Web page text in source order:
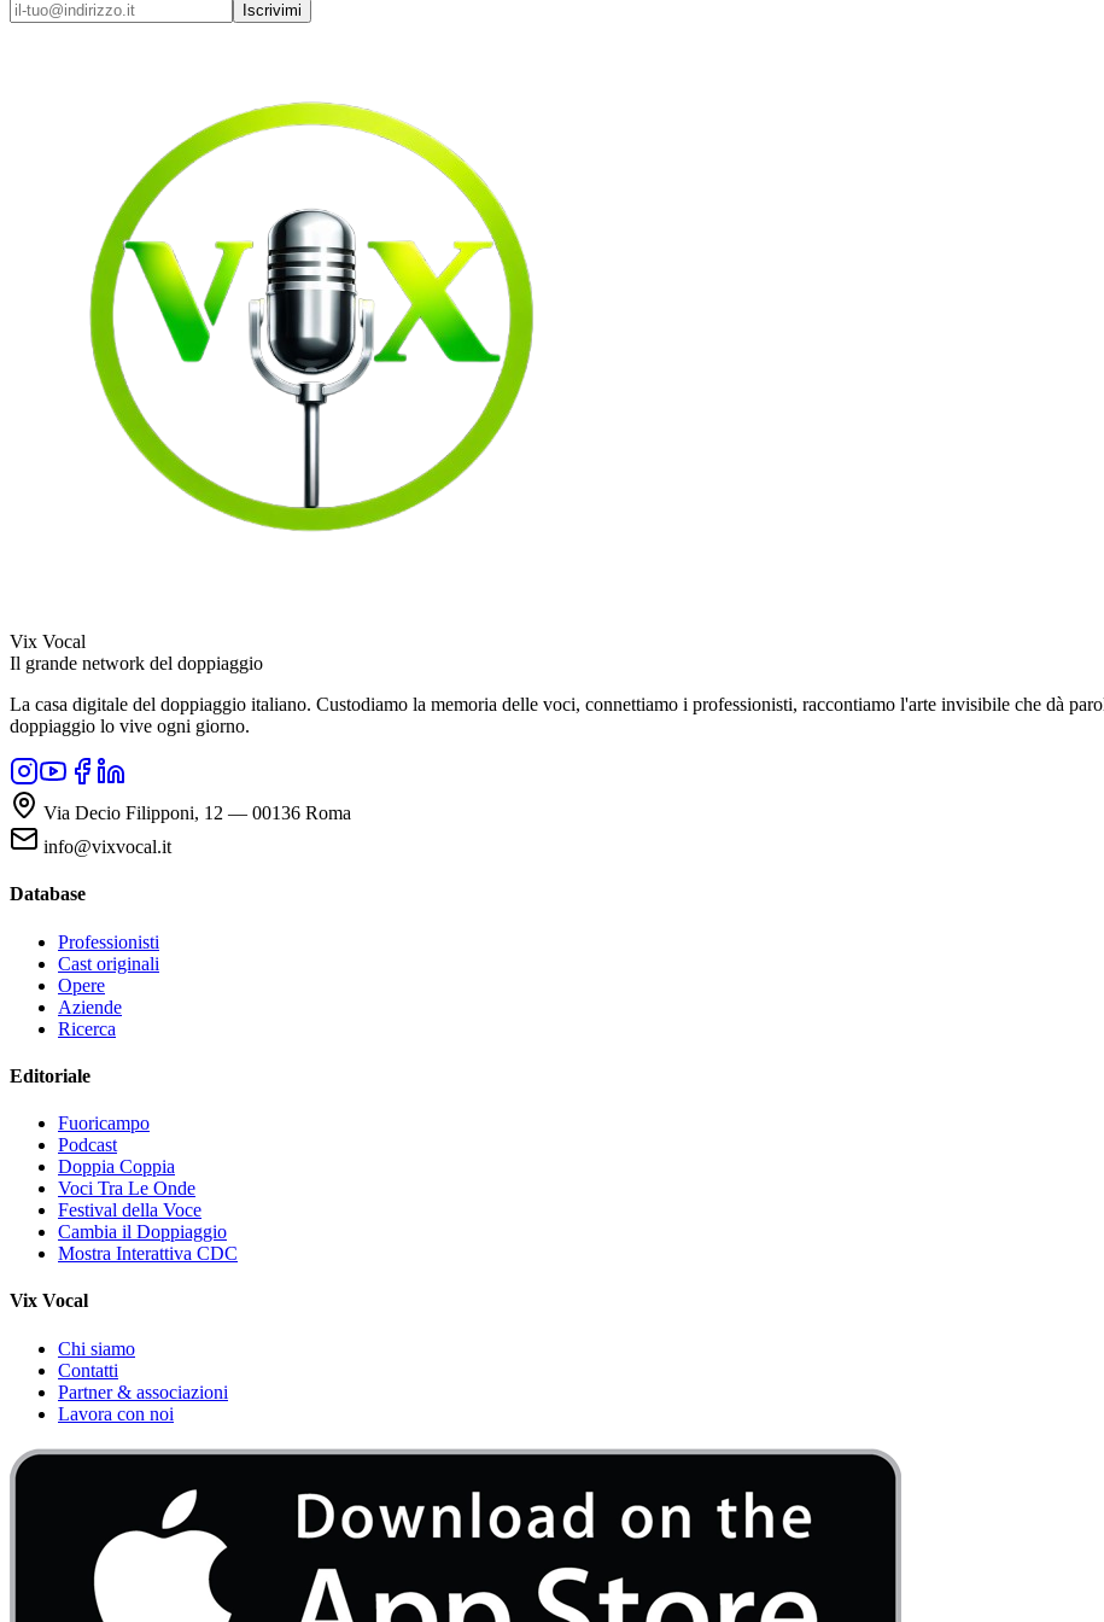
Iscrivimi
Vix Vocal
Il grande network del doppiaggio
La casa digitale del doppiaggio italiano. Custodiamo la memoria delle voci, connettiamo i professionisti, raccontiamo l'arte invisibile che dà
doppiaggio lo vive ogni giorno.
Via Decio Filipponi, 12 — 00136 Roma
info@vixvocal.it
Database
Professionisti
Cast originali
Opere
Aziende
Ricerca
Editoriale
Fuoricampo
Podcast
Doppia Coppia
Voci Tra Le Onde
Festival della Voce
Cambia il Doppiaggio
Mostra Interattiva CDC
Vix Vocal
Chi siamo
Contatti
Partner & associazioni
Lavora con noi